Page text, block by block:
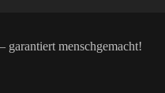
menschgemacht!